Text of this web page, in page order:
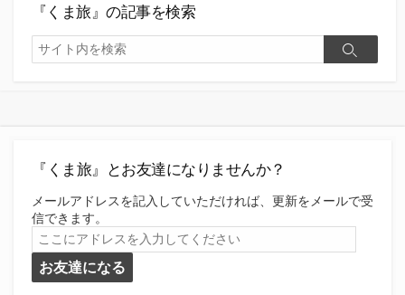
『くま旅』の記事を検索
検
索
検
『くま旅』とお友達になりませんか？
メールアドレスを記入していただければ、更新をメールで受
信できます。
こ
こ
に
ア
お友達になる